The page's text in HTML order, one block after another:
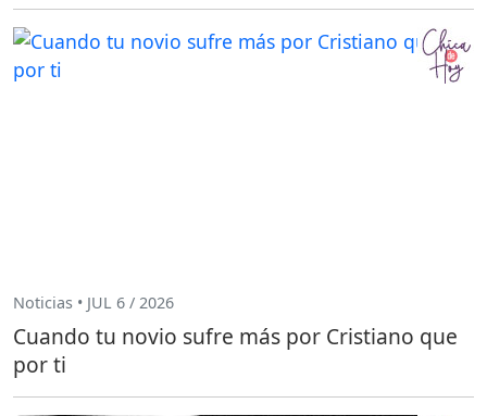
Noticias • JUL 6 / 2026
Cuando tu novio sufre más por Cristiano que
por ti